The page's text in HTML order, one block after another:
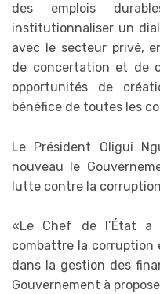
des emplois
institutionnaliser un
avec le secteur privé,
de concertation et de
opportunités de
bénéfice de toutes les
Le Président Oligui
nouveau le
lutte contre la
«Le Chef de l’État a
combattre la corruption
dans la gestion des
Gouvernement à